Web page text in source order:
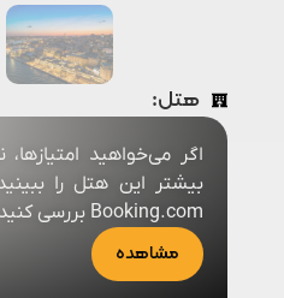
هتل:
اگر می‌خواهید
بیشتر این هتل را
Booking.com بررسی کنید.
مشاهده